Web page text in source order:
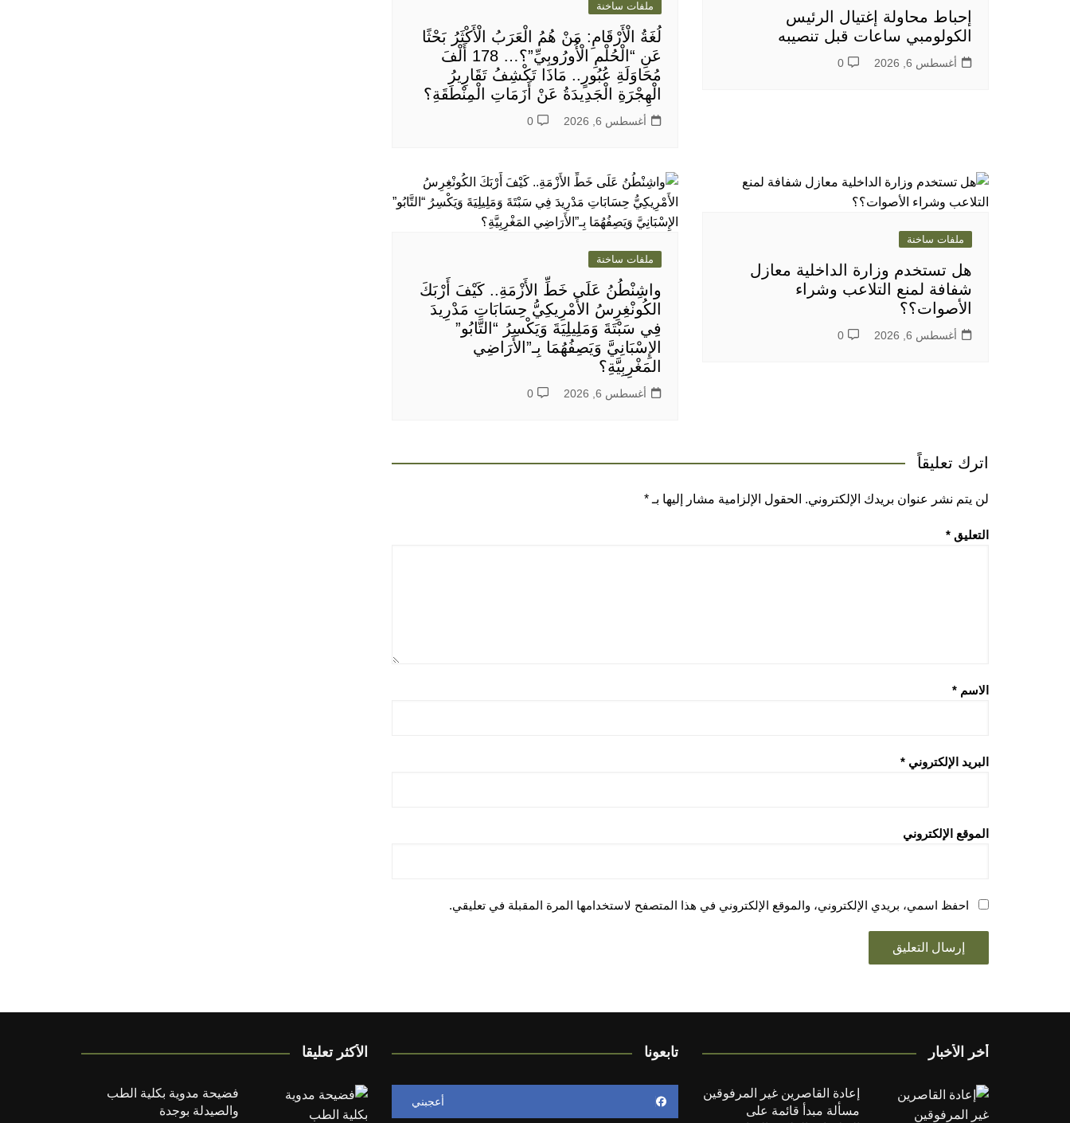
إحباط محاولة إغتيال الرئيس
الكولومبي ساعات قبل تنصيبه
أغسطس 6, 2026 0
ملفات ساخنة
لُغَةُ الْأَرْقَامِ: مَنْ هُمُ الْعَرَبُ الْأَكْثَرُ بَحْثًا
عَنِ “الْحُلْمِ الْأُورُوبِيِّ”؟… 178 أَلْفَ
مُحَاوَلَةِ عُبُورٍ.. مَاذَا تَكْشِفُ تَقَارِيرُ
الْهِجْرَةِ الْجَدِيدَةُ عَنْ أَزَمَاتِ الْمِنْطَقَةِ؟
أغسطس 6, 2026 0
ملفات ساخنة
هل تستخدم وزارة الداخلية معازل
شفافة لمنع التلاعب وشراء
الأصوات؟؟
أغسطس 6, 2026 0
ملفات ساخنة
واشِنْطُنُ عَلَى خَطِّ الأَزْمَةِ.. كَيْفَ أَرْبَكَ
الكُونْغِرِسُ الأَمْرِيكِيُّ حِسَابَاتِ مَدْرِيدَ
فِي سَبْتَةَ وَمَلِيلِيَةَ وَيَكْسِرُ “التَّابُو”
الإِسْبَانِيَّ وَيَصِفُهُمَا بِـ”الأَرَاضِي
المَغْرِبِيَّةِ؟
أغسطس 6, 2026 0
اترك تعليقاً
لن يتم نشر عنوان بريدك الإلكتروني. الحقول الإلزامية مشار إليها بـ *
التعليق *
الاسم *
البريد الإلكتروني *
الموقع الإلكتروني
احفظ اسمي، بريدي الإلكتروني، والموقع الإلكتروني في هذا المتصفح لاستخدامها المرة المقبلة في تعليقي.
أخر الأخبار
إعادة القاصرين غير المرفوقين
مسألة مبدأ قائمة على
تابعونا
أعجبني
الأكثر تعليقا
فضيحة مدوية بكلية الطب
والصيدلة بوجدة